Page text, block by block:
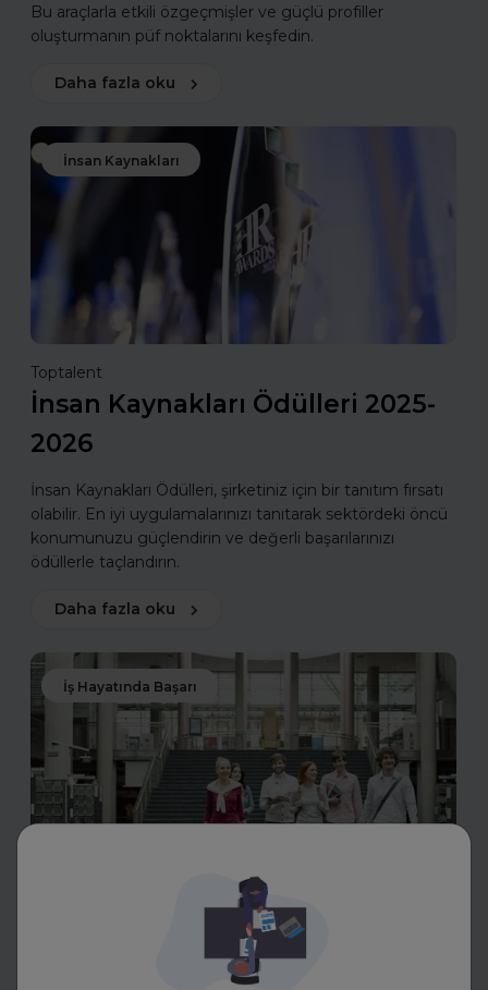
Bu araçlarla etkili özgeçmişler ve güçlü profiller
oluşturmanın püf noktalarını keşfedin.
Daha fazla oku
İnsan Kaynakları
Toptalent
İnsan Kaynakları Ödülleri 2025-
2026
İnsan Kaynakları Ödülleri, şirketiniz için bir tanıtım fırsatı
olabilir. En iyi uygulamalarınızı tanıtarak sektördeki öncü
konumunuzu güçlendirin ve değerli başarılarınızı
ödüllerle taçlandırın.
Daha fazla oku
İş Hayatında Başarı
Uzman Koçlarla Geleceğe
Hazırlık: FurtherUp'tan Öğrenci